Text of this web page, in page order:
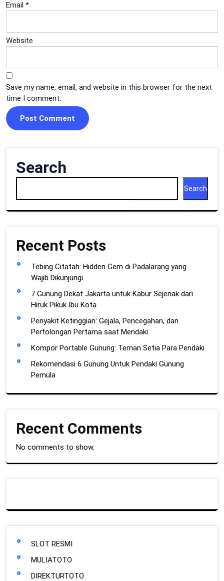
Email *
Website
Save my name, email, and website in this browser for the next
time I comment.
Search
Search
Recent Posts
Tebing Citatah: Hidden Gem di Padalarang yang
Wajib Dikunjungi
7 Gunung Dekat Jakarta untuk Kabur Sejenak dari
Hiruk Pikuk Ibu Kota
Penyakit Ketinggian: Gejala, Pencegahan, dan
Pertolongan Pertama saat Mendaki
Kompor Portable Gunung: Teman Setia Para Pendaki
Rekomendasi 6 Gunung Untuk Pendaki Gunung
Pemula
Recent Comments
No comments to show.
SLOT RESMI
MULIATOTO
DIREKTURTOTO